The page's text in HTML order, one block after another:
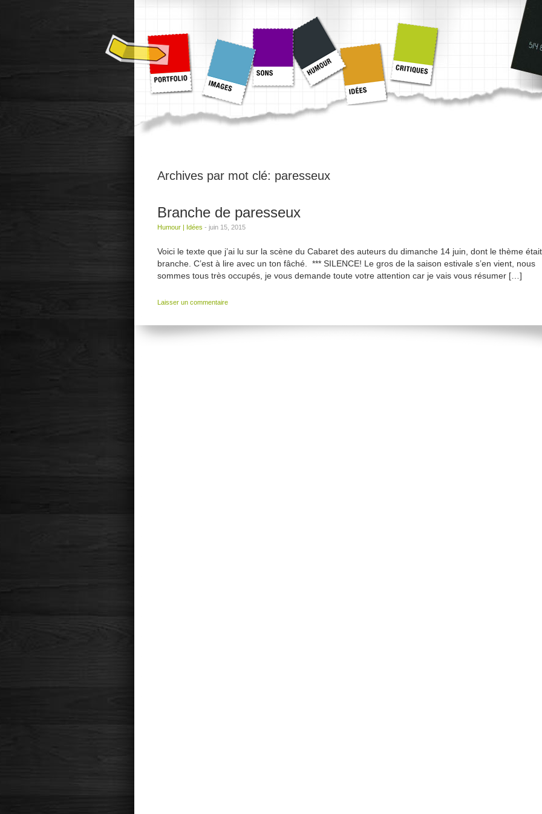
Archives par mot clé: paresseux
Branche de paresseux
Humour Idées - juin 15, 2015
Voici le texte que j’ai lu sur la scène du Cabaret des auteurs du dimanche 14 juin, dont le thème était
branche. C’est à lire avec un ton fâché. *** SILENCE! Le gros de la saison estivale s’en vient, nous
sommes tous très occupés, je vous demande toute votre attention car je vais vous résumer […]
Laisser un commentaire